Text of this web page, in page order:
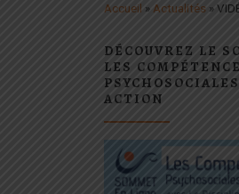
Accueil » Actualités »
DÉCOUVREZ LE
LES
ACTION